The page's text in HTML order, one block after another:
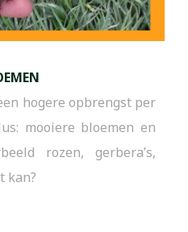
hogere opbrengst per
mooiere bloemen en
rozen, gerbera’s,
kan?